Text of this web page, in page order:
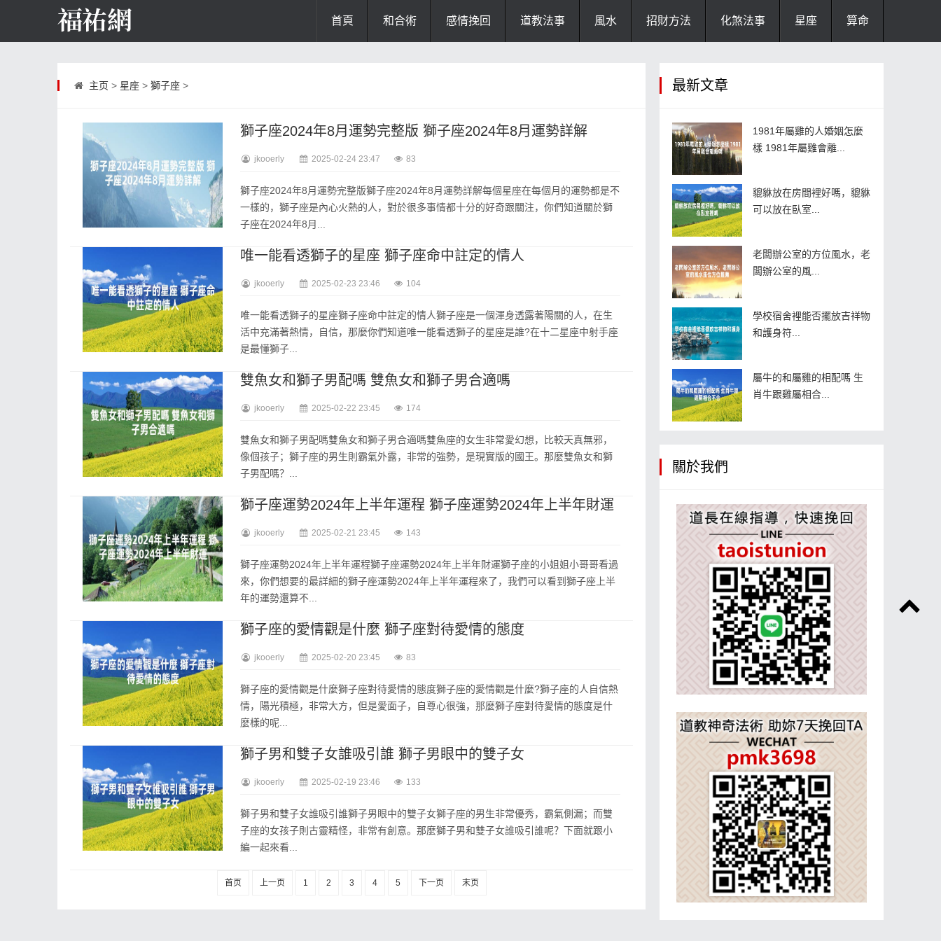
首頁 和合術 感情挽回 道教法事 風水 招財方法 化煞法事 星座 算命
主页 > 星座> 獅子座>
獅子座2024年8月運勢完整版 獅子座2024年8月運勢詳解
jkooerly 2025-02-24 23:47 83
獅子座2024年8月運勢完整版獅子座2024年8月運勢詳解每個星座在每個月的運勢都是不
一樣的，獅子座是內心火熱的人，對於很多事情都十分的好奇跟關注，你們知道關於獅
子座在2024年8月...
唯一能看透獅子的星座 獅子座命中註定的情人
jkooerly 2025-02-23 23:46 104
唯一能看透獅子的星座獅子座命中註定的情人獅子座是一個渾身透露著陽關的人，在生
活中充滿著熱情，自信，那麼你們知道唯一能看透獅子的星座是誰?在十二星座中射手座
是最懂獅子...
雙魚女和獅子男配嗎 雙魚女和獅子男合適嗎
jkooerly 2025-02-22 23:45 174
雙魚女和獅子男配嗎雙魚女和獅子男合適嗎雙魚座的女生非常愛幻想，比較天真無邪，
像個孩子；獅子座的男生則霸氣外露，非常的強勢，是現實版的國王。那麼雙魚女和獅
子男配嗎？...
獅子座運勢2024年上半年運程 獅子座運勢2024年上半年財運
jkooerly 2025-02-21 23:45 143
獅子座運勢2024年上半年運程獅子座運勢2024年上半年財運獅子座的小姐姐小哥哥看過
來，你們想要的最詳細的獅子座運勢2024年上半年運程來了，我們可以看到獅子座上半
年的運勢還算不...
獅子座的愛情觀是什麼 獅子座對待愛情的態度
jkooerly 2025-02-20 23:45 83
獅子座的愛情觀是什麼獅子座對待愛情的態度獅子座的愛情觀是什麼?獅子座的人自信熱
情，陽光積極，非常大方，但是愛面子，自尊心很強，那麼獅子座對待愛情的態度是什
麼樣的呢...
獅子男和雙子女誰吸引誰 獅子男眼中的雙子女
jkooerly 2025-02-19 23:46 133
獅子男和雙子女誰吸引誰獅子男眼中的雙子女獅子座的男生非常優秀，霸氣側漏；而雙
子座的女孩子則古靈精怪，非常有創意。那麼獅子男和雙子女誰吸引誰呢？下面就跟小
編一起來看...
首页 上一页 1 2 3 4 5 下一页 末页
最新文章
1981年屬雞的人婚姻怎麼
樣 1981年屬雞會離...
貔貅放在房間裡好嗎，貔貅
可以放在臥室...
老闆辦公室的方位風水，老
闆辦公室的風...
學校宿舍裡能否擺放吉祥物
和護身符...
屬牛的和屬雞的相配嗎 生
肖牛跟雞屬相合...
關於我們